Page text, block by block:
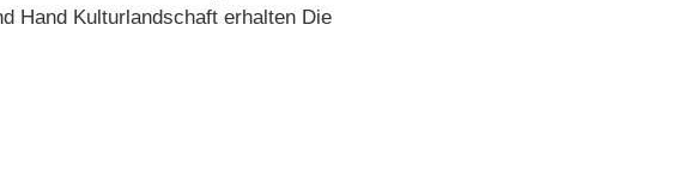
Hand Kulturlandschaft erhalten Die